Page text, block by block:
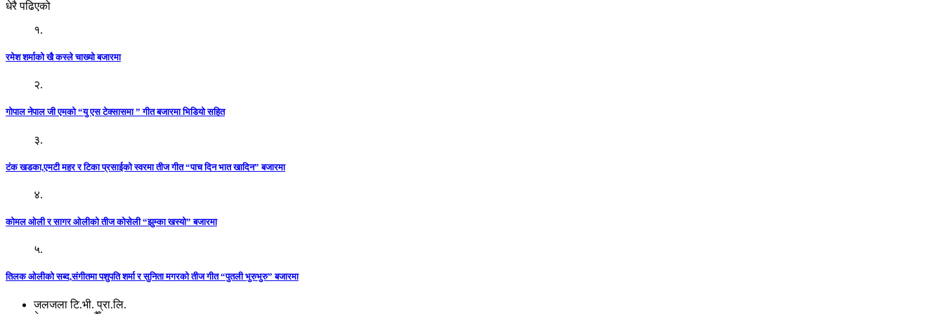
धेरै पढिएको
१.
रमेश शर्माको खै कस्ले चाख्यो बजारमा
२.
गोपाल नेपाल जी एमको “यु एस टेक्सासमा ” गीत बजारमा भिडियो सहित
३.
टंक खडका,एमटी महर र टिका प्रसाईको स्वरमा तीज गीत “पाच दिन भात खादिन” बजारमा
४.
कोमल ओली र सागर ओलीको तीज कोसेली “झुम्का खस्यो” बजारमा
५.
तिलक ओलीको सब्द,संगीतमा पशुपति शर्मा र सुनिता मगरको तीज गीत “पुतली भुरुभुरु” बजारमा
जलजला टि.भी. प्रा.लि.